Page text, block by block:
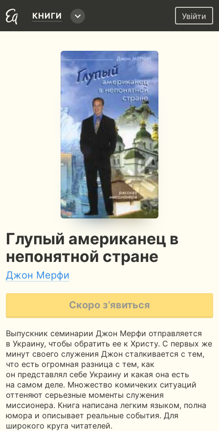
КНИГИ Увійти
Глупый американец в
непонятной стране
Джон Мерфи
Скоро з’явиться
Выпускник семинарии Джон Мерфи отправляется
в Украину, чтобы обратить ее к Христу. С первых же
минут своего служения Джон сталкивается с тем,
что есть огромная разница с тем, как
он представлял себе Украину и какая она есть
на самом деле. Множество комичеких ситуаций
оттеняют серьезные моменты служения
миссионера. Книга написана легким языком, полна
юмора и описывает реальные события. Для
широкого круга читателей.